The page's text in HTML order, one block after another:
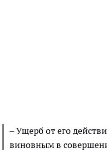
– Ущерб от его
виновным в